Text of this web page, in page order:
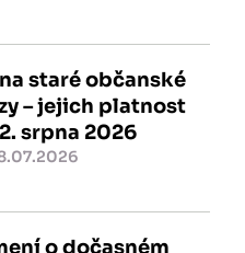
staré občanské
– jejich platnost
srpna 2026
o dočasném